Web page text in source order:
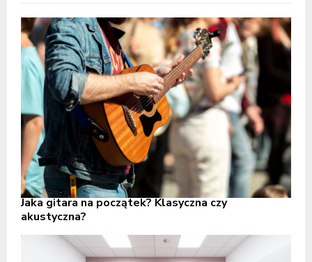
Jaka gitara na początek? Klasyczna czy
akustyczna?